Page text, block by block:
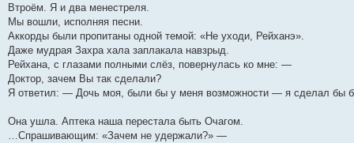
Втроём. Я и два менестреля.
Мы вошли, исполняя песни.
Аккорды были пропитаны одной темой: «Не уходи, Рейханэ».
Даже мудрая Захра хала заплакала навзрыд.
Рейхана, с глазами полными слёз, повернулась ко мне: —
Доктор, зачем Вы так сделали?
Я ответил: — Дочь моя, были бы у меня возможности — я сделал бы
Она ушла. Аптека наша перестала быть Очагом.
…Спрашивающим: «Зачем не удержали?» —